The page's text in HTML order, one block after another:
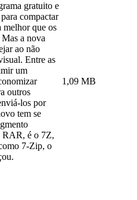
gratuito e
compactar
melhor que os
a nova
ao não
Entre as
um
outros
los por
tem se
RAR, é o 7Z,
7-Zip, o
1,09 MB